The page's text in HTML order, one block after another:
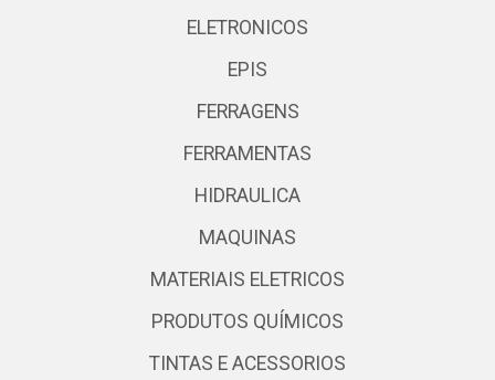
ELETRONICOS
EPIS
FERRAGENS
FERRAMENTAS
HIDRAULICA
MAQUINAS
MATERIAIS ELETRICOS
PRODUTOS QUÍMICOS
TINTAS E ACESSORIOS